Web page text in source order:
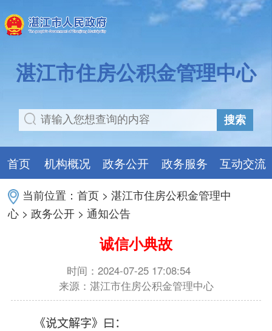
湛江市住房公积金管理中心
搜索
首页 机构概况 政务公开 政务服务 互动交流
当前位置：首页 >湛江市住房公积金管理中
心 >政务公开 >通知公告
诚信小典故
时间：2024-07-25 17:08:54
来源：湛江市住房公积金管理中心
《说文解字》曰：